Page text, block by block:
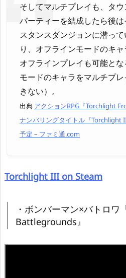
そしてマルチプレイも、タ
パーティーを結成したら後
スタンスダンジョンに潜っ
り、オフラインモードのキ
オフラインプレイも可能と
モードのキャラをマルチプ
きない）。
出典 アクションRPG『Torchlight
ナンバリングタイトル『Torchlight
予定 – ファミ通.com
Torchlight III on Steam
・ボンバーマン×バトロ
Battlegrounds』